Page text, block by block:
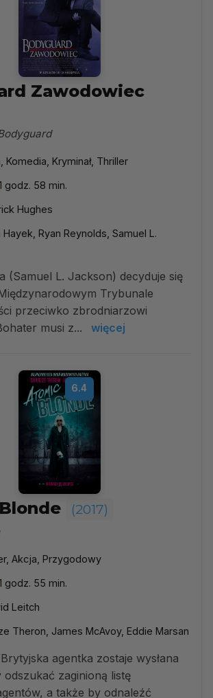
Zawodowiec
Komedia, Kryminał, Thriller
godz. 58 min.
Hughes
Hayek, Ryan Reynolds, Samuel L.
(Samuel L. Jackson) decyduje się
Trybunale
przeciwko zbrodniarzowi
musi z...
więcej
6.4
(2017)
Akcja, Przygodowy
godz. 55 min.
Leitch
Theron, James McAvoy, Eddie Marsan
agentka zostaje wysłana
odszukać zaginioną listę
a także by odnaleźć